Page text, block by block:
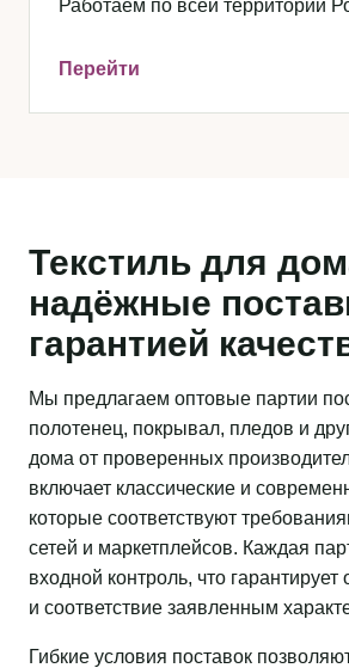
Работаем по всей территории
Перейти
Текстиль для
надёжные
гарантией
Мы предлагаем оптовые партии
полотенец, покрывал, пледов и
дома от проверенных
включает классические и
которые соответствуют
сетей и маркетплейсов. Каждая
входной контроль, что гарантирует
и соответствие заявленным
Гибкие условия поставок